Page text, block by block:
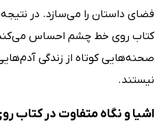
فضای داستان را می‌سازد. در
کتاب روی خط چشم احساس
صحنه‌هایی کوتاه از زندگی
نیستند.
اشیا و نگاه متفاوت در کتاب